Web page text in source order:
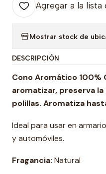
Agregar a la lista
Mostrar stock de
DESCRIPCIÓN
Cono Aromático 100%
aromatizar, preserva
polillas. Aromatiza
Ideal para usar en
y automóviles.
Fragancia: Natural